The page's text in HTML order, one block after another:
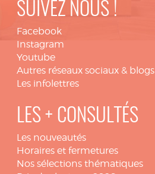
SUIVEZ NOUS !
Facebook
Instagram
Youtube
Autres réseaux sociaux & blogs
Les infolettres
LES + CONSULTÉS
Les nouveautés
Horaires et fermetures
Nos sélections thématiques